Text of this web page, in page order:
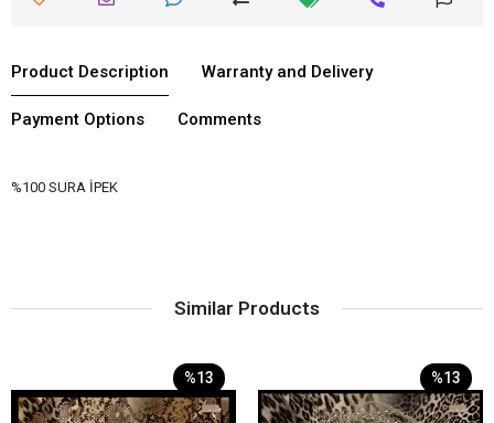
Product Description Warranty and Delivery
Payment Options Comments
%100 SURA İPEK
Similar Products
%13 %13